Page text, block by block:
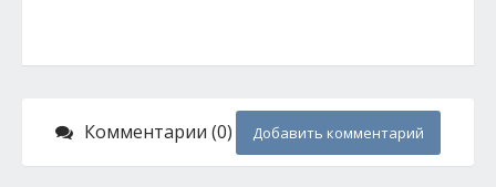
Комментарии (0) Добавить комментарий